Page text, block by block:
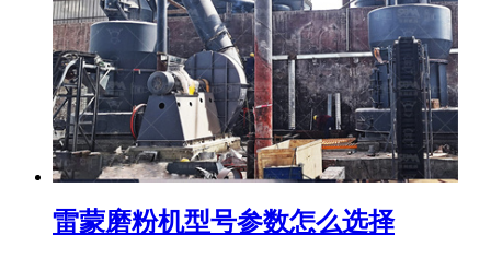
雷蒙磨粉机型号参数怎么选择